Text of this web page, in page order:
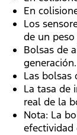
En
Los
de un
Bolsas de
generación.
Las bolsas
La tasa de
real de la
Nota: La
efectividad